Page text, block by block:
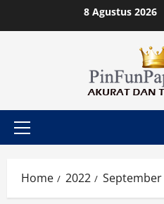
8 Agustus 2026
Primary
Home 2022 September